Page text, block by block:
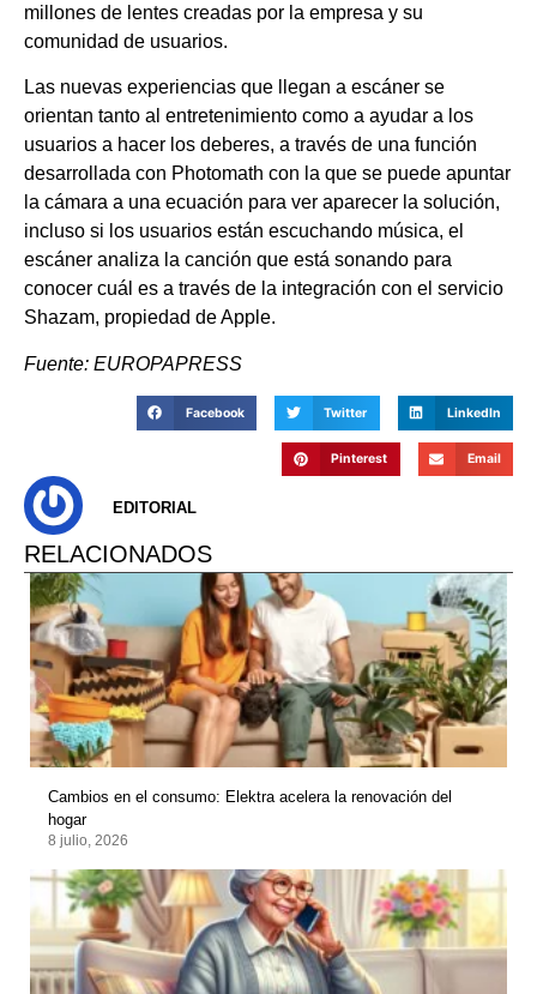
millones de lentes creadas por la empresa y su
comunidad de usuarios.
Las nuevas experiencias que llegan a escáner se
orientan tanto al entretenimiento como a ayudar a los
usuarios a hacer los deberes, a través de una función
desarrollada con Photomath con la que se puede apuntar
la cámara a una ecuación para ver aparecer la solución,
incluso si los usuarios están escuchando música, el
escáner analiza la canción que está sonando para
conocer cuál es a través de la integración con el servicio
Shazam, propiedad de Apple.
Fuente: EUROPAPRESS
Facebook Twitter LinkedIn
Pinterest Email
EDITORIAL
RELACIONADOS
Cambios en el consumo: Elektra acelera la renovación del
hogar
8 julio, 2026